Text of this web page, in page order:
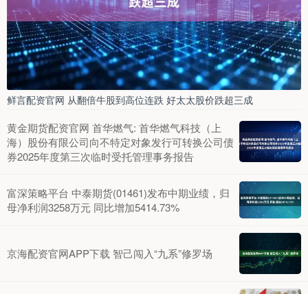
鲜言配资官网 从翻倍牛股到高位连跌 好太太股价跌超三成
黄金期货配资官网 首华燃气: 首华燃气科技（上
海）股份有限公司向不特定对象发行可转换公司债
券2025年度第三次临时受托管理事务报告
富深策略平台 中泰期货(01461)发布中期业绩，归
母净利润3258万元 同比增加5414.73%
京海配资官网APP下载 智己闯入“九系”修罗场